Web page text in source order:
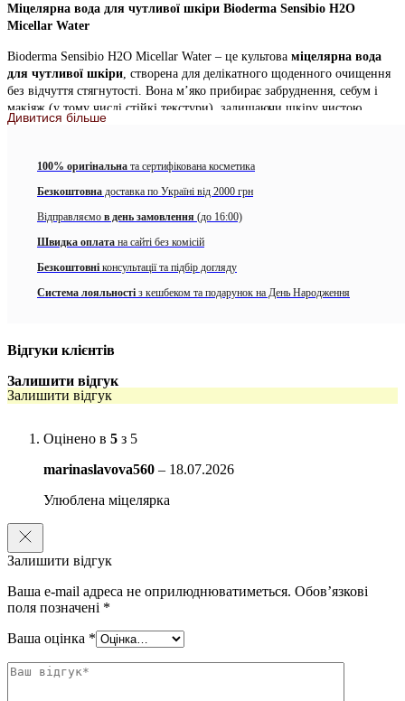
Міцелярна вода для чутливої шкіри Bioderma Sensibio H2O
Micellar Water
Bioderma Sensibio H2O Micellar Water – це культова міцелярна вода
для чутливої шкіри, створена для делікатного щоденного очищення
без відчуття стягнутості. Вона м’яко прибирає забруднення, себум і
макіяж (у тому числі стійкі текстури), залишаючи шкіру чистою,
свіжою та комфортною. Формула має фізіологічний pH і
реагує на зовнішні фактори, часте вмивання або активний міський
макіяж і частинки пилу, при цьому зберігають природний захисний
шар шкіри. У складі також є компонент, який допомагає підтримувати
екстракт огірка додає освіжаючий, заспокійливий ефект. Засіб не
потребує змивання та не залишає жирної або липкої плівки, тому
Особливості:
делікатно очищає та знімає макіяж без пересушування
зберігає комфорт і не провокує відчуття стягнутості
має фізіологічний pH та мінімалістичну формулу
Міцелярна технологія
шкіри.
Екстракт огірка
Дивитися більше
100% оригінальна та сертифікована косметика
Безкоштовна доставка по Україні від 2000 грн
Відправляємо в день замовлення (до 16:00)
Швидка оплата на сайті без комісій
Безкоштовні консультації та підбір догляду
Система лояльності з кешбеком та подарунок на День Народження
Відгуки клієнтів
Залишити відгук
Залишити відгук
Оцінено в 5 з 5
marinaslavova560 – 18.07.2026
Улюблена міцелярка
Залишити відгук
Ваша e-mail адреса не оприлюднюватиметься. Обов’язкові
поля позначені *
Ваша оцінка *